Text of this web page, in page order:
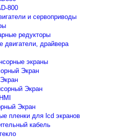
800
и сервоприводы
редукторы
двигатели, драйвера
экраны
Экран
Экран
Экран
пленки для lcd экранов
кабель